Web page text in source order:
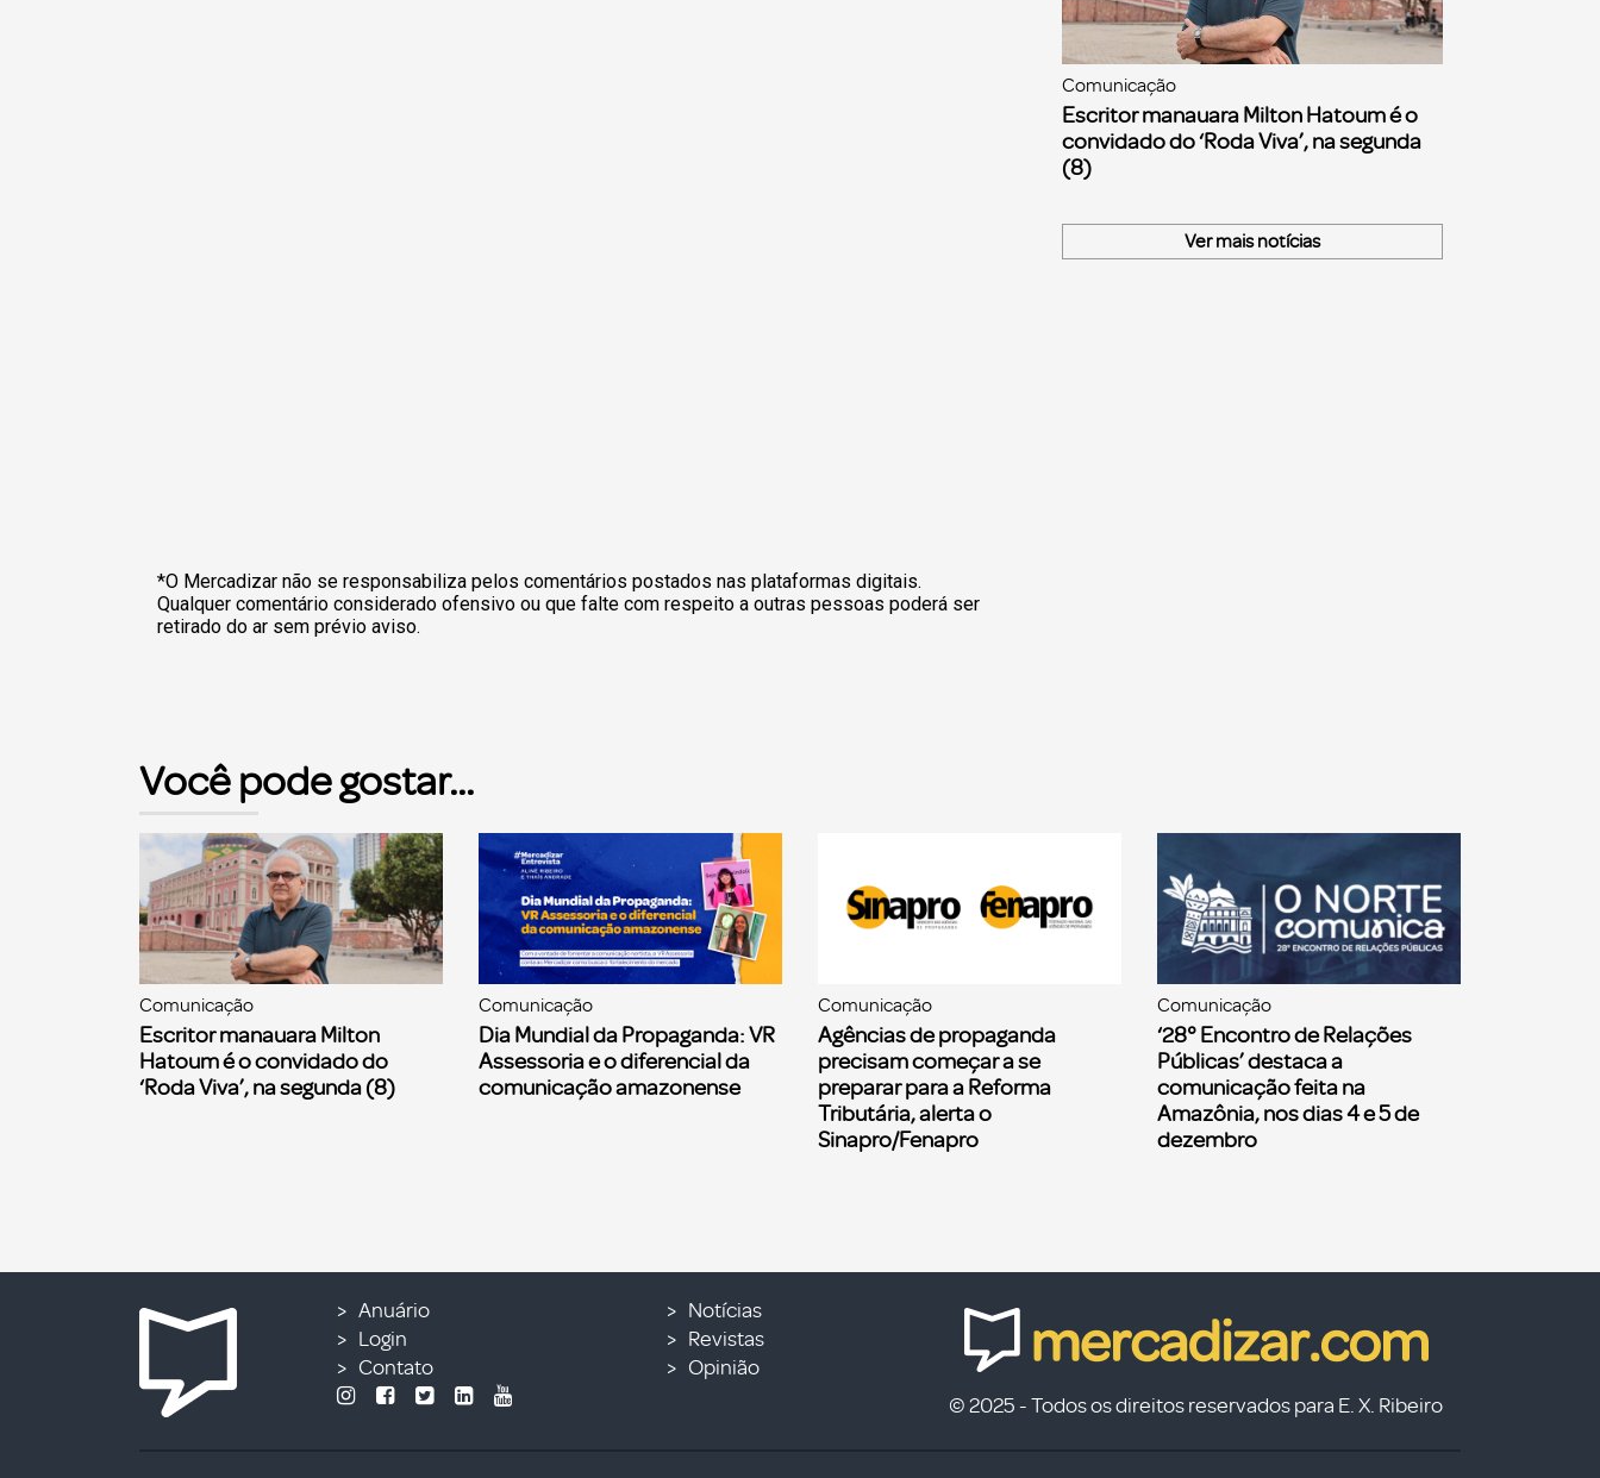
*O Mercadizar não se responsabiliza pelos comentários postados nas plataformas digitais.
Qualquer comentário considerado ofensivo ou que falte com respeito a outras pessoas poderá ser
retirado do ar sem prévio aviso.
Comunicação
Escritor manauara Milton Hatoum é o
convidado do ‘Roda Viva’, na segunda
(8)
Ver mais notícias
Você pode gostar...
Comunicação
Escritor manauara Milton
Hatoum é o convidado do
‘Roda Viva’, na segunda (8)
Comunicação
Dia Mundial da Propaganda: VR
Assessoria e o diferencial da
comunicação amazonense
Comunicação
Agências de propaganda
precisam começar a se
preparar para a Reforma
Tributária, alerta o
Sinapro/Fenapro
Comunicação
‘28° Encontro de Relações
Públicas’ destaca a
comunicação feita na
Amazônia, nos dias 4 e 5 de
dezembro
Anuário
Login
Contato
Notícias
Revistas
Opinião
© 2025 - Todos os direitos reservados para E. X. Ribeiro